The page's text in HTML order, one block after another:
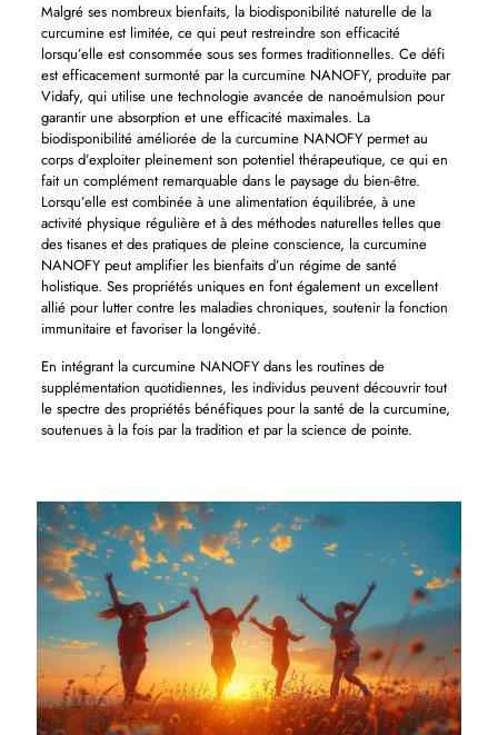
Malgré ses nombreux bienfaits, la biodisponibilité naturelle de la
curcumine est limitée, ce qui peut restreindre son efficacité
lorsqu’elle est consommée sous ses formes traditionnelles. Ce défi
est efficacement surmonté par la curcumine NANOFY, produite par
Vidafy, qui utilise une technologie avancée de nanoémulsion pour
garantir une absorption et une efficacité maximales. La
biodisponibilité améliorée de la curcumine NANOFY permet au
corps d’exploiter pleinement son potentiel thérapeutique, ce qui en
fait un complément remarquable dans le paysage du bien-être.
Lorsqu’elle est combinée à une alimentation équilibrée, à une
activité physique régulière et à des méthodes naturelles telles que
des tisanes et des pratiques de pleine conscience, la curcumine
NANOFY peut amplifier les bienfaits d’un régime de santé
holistique. Ses propriétés uniques en font également un excellent
allié pour lutter contre les maladies chroniques, soutenir la fonction
immunitaire et favoriser la longévité.
En intégrant la curcumine NANOFY dans les routines de
supplémentation quotidiennes, les individus peuvent découvrir tout
le spectre des propriétés bénéfiques pour la santé de la curcumine,
soutenues à la fois par la tradition et par la science de pointe.